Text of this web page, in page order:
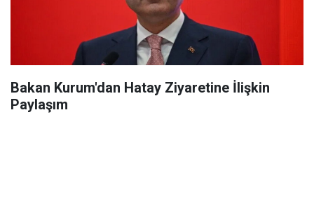
Bakan Kurum'dan Hatay Ziyaretine İlişkin
Paylaşım